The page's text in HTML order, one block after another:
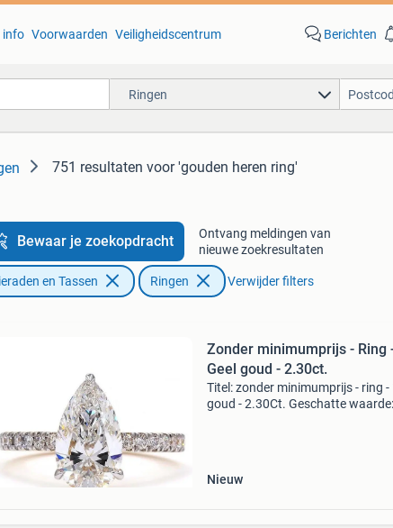
info Voorwaarden Veiligheidscentrum Berichten
Ringen
751 resultaten voor 'gouden heren ring'
Bewaar je zoekopdracht
Ontvang meldingen van
nieuwe zoekresultaten
en Tassen Ringen Verwijder filters
Zonder minimumprijs - Ring
Geel goud - 2.30ct.
Titel: zonder minimumprijs - ring -
goud - 2.30Ct. Geschatte
Nieuw